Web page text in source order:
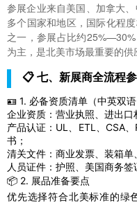
参展企业来自美国、加拿大
多个国家和地区，国际化程
之一，参展占比约
为主，是北美市场最重要的供
📋 七、新展商全流程
🪪 1. 必备资质清单（中英双语
企业资质：营业执照、进出口
产品认证：UL、ETL、CSA
书；
清关文件：商业发票、装箱单
人员证件：护照、美国商务签
📦 2. 展品准备要点
优先选择符合北美标准的绿